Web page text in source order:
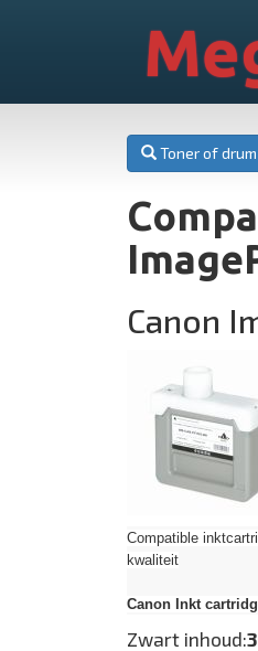
Toner of drum
Canon
Compatible
kwaliteit
Canon Inkt
Zwart inhoud: